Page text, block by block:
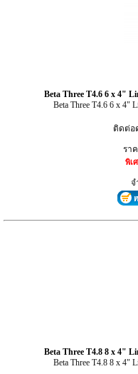
Beta Three T4.6 6 x 4"
Beta Three T4.6 6 x 4"
ติดต่อด่
รา
พิเ
จ
Beta Three T4.8 8 x 4"
Beta Three T4.8 8 x 4"